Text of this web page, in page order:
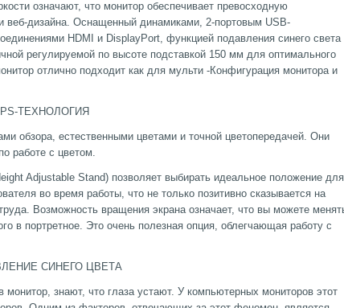
означают, что монитор обеспечивает превосходную
веб-дизайна. Оснащенный динамиками, 2-портовым USB-
HDMI и DisplayPort, функцией подавления синего света
регулируемой по высоте подставкой 150 мм для оптимального
отлично подходит как для мульти -Конфигурация монитора и
обзора, естественными цветами и точной цветопередачей. Они
работе с цветом.
Adjustable Stand) позволяет выбирать идеальное положение для
во время работы, что не только позитивно сказывается на
Возможность вращения экрана означает, что вы можете
в портретное. Это очень полезная опция, облегчающая работу с
ЦВЕТА
монитор, знают, что глаза устают. У компьютерных мониторов этот